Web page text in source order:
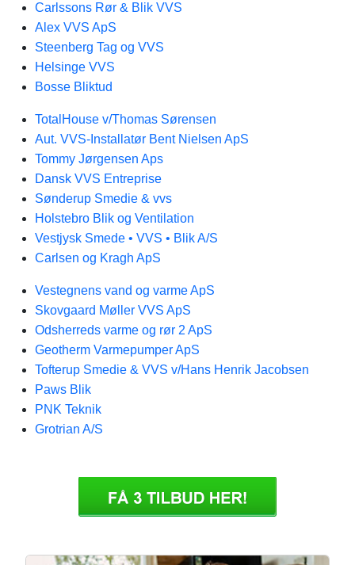
Carlssons Rør & Blik VVS
Alex VVS ApS
Steenberg Tag og VVS
Helsinge VVS
Bosse Bliktud
TotalHouse v/Thomas Sørensen
Aut. VVS-Installatør Bent Nielsen ApS
Tommy Jørgensen Aps
Dansk VVS Entreprise
Sønderup Smedie & vvs
Holstebro Blik og Ventilation
Vestjysk Smede • VVS • Blik A/S
Carlsen og Kragh ApS
Vestegnens vand og varme ApS
Skovgaard Møller VVS ApS
Odsherreds varme og rør 2 ApS
Geotherm Varmepumper ApS
Tofterup Smedie & VVS v/Hans Henrik Jacobsen
Paws Blik
PNK Teknik
Grotrian A/S